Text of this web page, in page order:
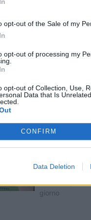
opt-out of the Sale of my
opt-out of processing my
opt-out of Collection, Use,
Data that Is
CONFIRM
Data Deletion
delle persone che
a funzionare è
dei malati alle
questo caso le